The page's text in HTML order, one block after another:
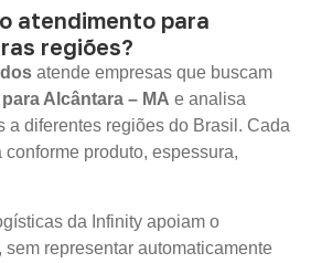
atendimento para
regiões?
atende empresas que buscam
Alcântara – MA e analisa
a diferentes regiões do Brasil. Cada
produto, espessura,
da Infinity apoiam o
representar automaticamente